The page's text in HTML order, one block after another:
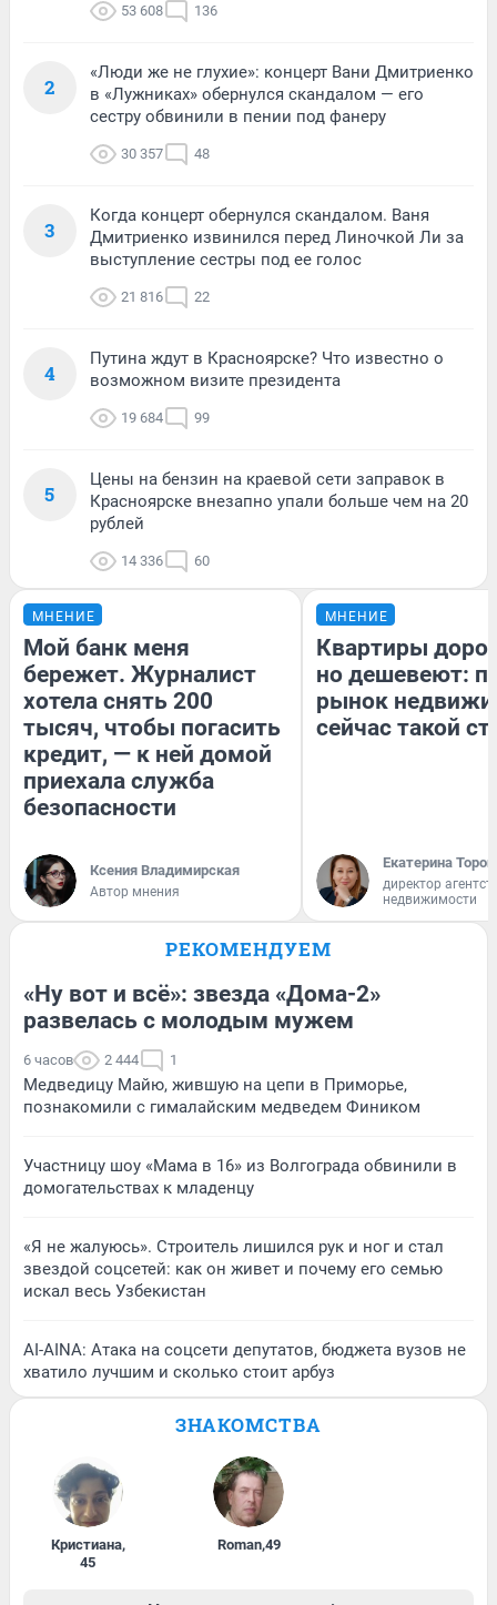
53 608 136
2
«Люди же не глухие»: концерт Вани Дмитриенко
в «Лужниках» обернулся скандалом — его
сестру обвинили в пении под фанеру
30 357 48
3
Когда концерт обернулся скандалом. Ваня
Дмитриенко извинился перед Линочкой Ли за
выступление сестры под ее голос
21 816 22
4
Путина ждут в Красноярске? Что известно о
возможном визите президента
19 684 99
5
Цены на бензин на краевой сети заправок в
Красноярске внезапно упали больше чем на 20
рублей
14 336 60
МНЕНИЕ
Мой банк меня
бережет. Журналист
хотела снять 200
тысяч, чтобы погасить
кредит, — к ней домой
приехала служба
безопасности
Ксения Владимирская
Автор мнения
МНЕНИЕ
Квартиры
но дешевеют:
рынок
сейчас такой
Екатерина
директор
недвижимости
РЕКОМЕНДУЕМ
«Ну вот и всё»: звезда «Дома-2»
развелась с молодым мужем
6 часов 2 444 1
Медведицу Майю, жившую на цепи в Приморье,
познакомили с гималайским медведем Фиником
Участницу шоу «Мама в 16» из Волгограда обвинили в
домогательствах к младенцу
«Я не жалуюсь». Строитель лишился рук и ног и стал
звездой соцсетей: как он живет и почему его семью
искал весь Узбекистан
AI-AINA: Атака на соцсети депутатов, бюджета вузов не
хватило лучшим и сколько стоит арбуз
ЗНАКОМСТВА
Кристиана,
45
Roman,49